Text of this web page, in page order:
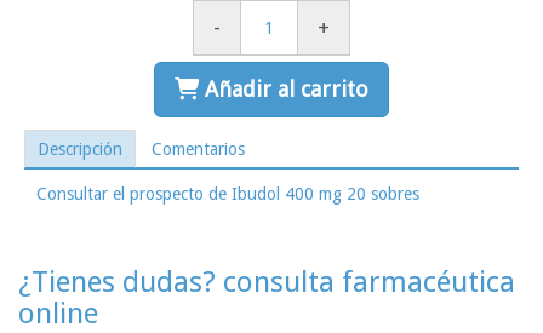
- +
Añadir al carrito
Descripción Comentarios
Consultar el prospecto de Ibudol 400 mg 20 sobres
¿Tienes dudas? consulta farmacéutica
online